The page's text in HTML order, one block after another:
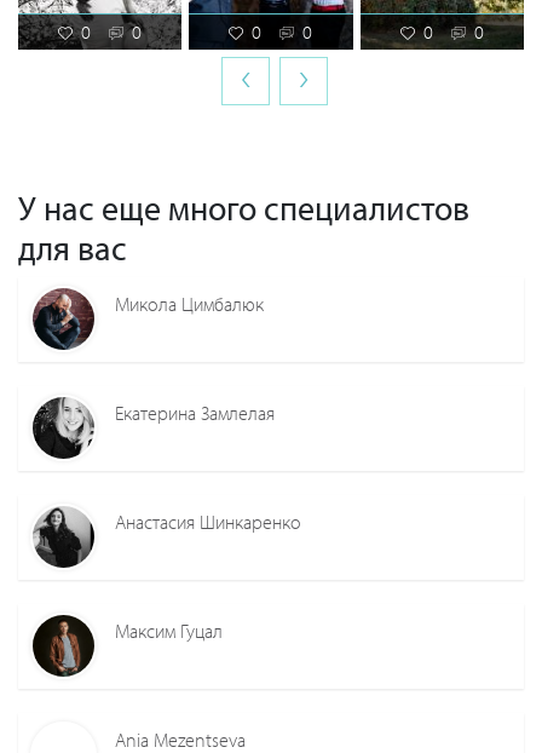
0 0 0 0 0 0
‹ ›
У нас еще много специалистов
для вас
Микола Цимбалюк
Екатерина Замлелая
Анастасия Шинкаренко
Максим Гуцал
Ania Mezentseva